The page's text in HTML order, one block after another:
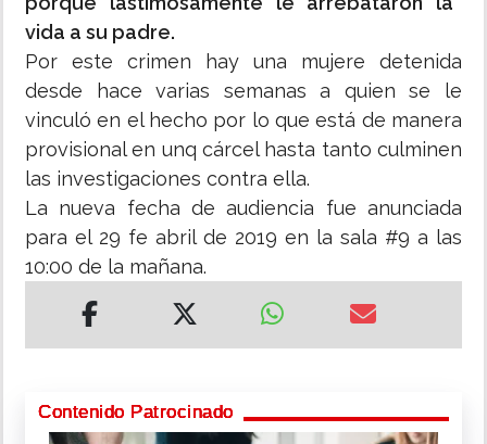
vida a su padre.
Por este crimen hay una mujere detenida
desde hace varias semanas a quien se le
vinculó en el hecho por lo que está de manera
provisional en unq cárcel hasta tanto culminen
las investigaciones contra ella.
La nueva fecha de audiencia fue anunciada
para el 29 fe abril de 2019 en la sala #9 a las
10:00 de la mañana.
Contenido Patrocinado